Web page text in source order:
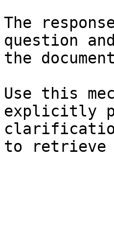
The
question
the
Use this
explicitly